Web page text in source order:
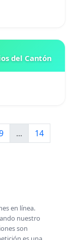
del Cantón
...
14
en línea.
nuestro
son